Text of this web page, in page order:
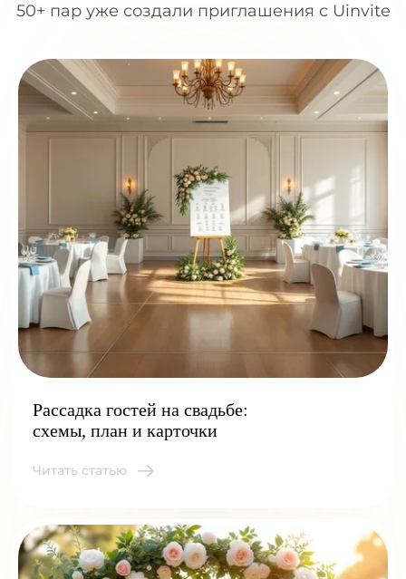
50+ пар уже создали приглашения с Uinvite
Рассадка гостей на свадьбе:
схемы, план и карточки
Читать статью